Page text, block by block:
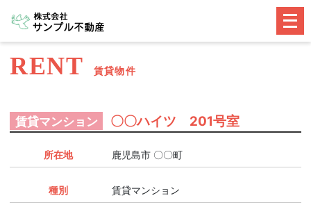
メ
ニ
ュ
RENT 賃貸物件
賃貸マンション 〇〇ハイツ 201号室
所在地 鹿児島市 〇〇町
種別 賃貸マンション